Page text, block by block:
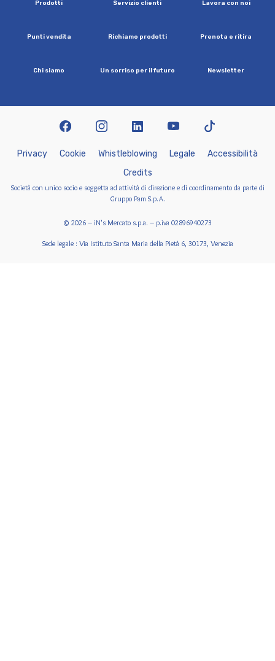
Prodotti Servizio clienti Lavora con noi
Puntivendita Richiamo prodotti Prenota e ritira
Chi siamo Un sorriso per ilfuturo Newsletter
© 2026 – iN’s Mercato s.p.a. – p.iva 02896940273
Sede legale : Via Istituto Santa Maria della Pietà 6, 30173, Venezia
Privacy Cookie Whist eb owing Lega e Accessibi ità
Credits
Società con unico socio e soggetta ad attività di direzione e di coordinamento da parte di
Gruppo Pam S.p.A.
facebookinstagramlinkedin youtubetiktok